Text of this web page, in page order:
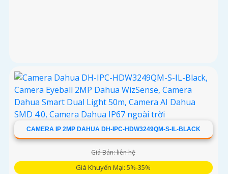
CAMERA IP 2MP DAHUA DH-IPC-HDW3249QM-S-IL-BLACK
Giá Bán: liên hệ
Giá Khuyến Mại: 5%-35%